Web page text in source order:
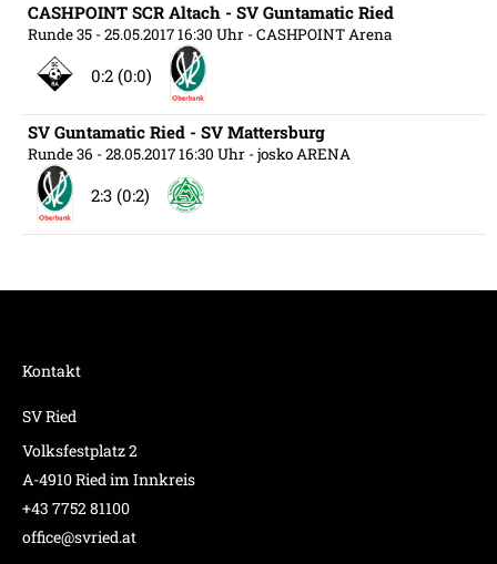
CASHPOINT SCR Altach - SV Guntamatic Ried
Runde 35 - 25.05.2017 16:30 Uhr - CASHPOINT Arena
0:2 (0:0)
SV Guntamatic Ried - SV Mattersburg
Runde 36 - 28.05.2017 16:30 Uhr - josko ARENA
2:3 (0:2)
Kontakt
SV Ried
Volksfestplatz 2
A-4910 Ried im Innkreis
+43 7752 81100
office@svried.at